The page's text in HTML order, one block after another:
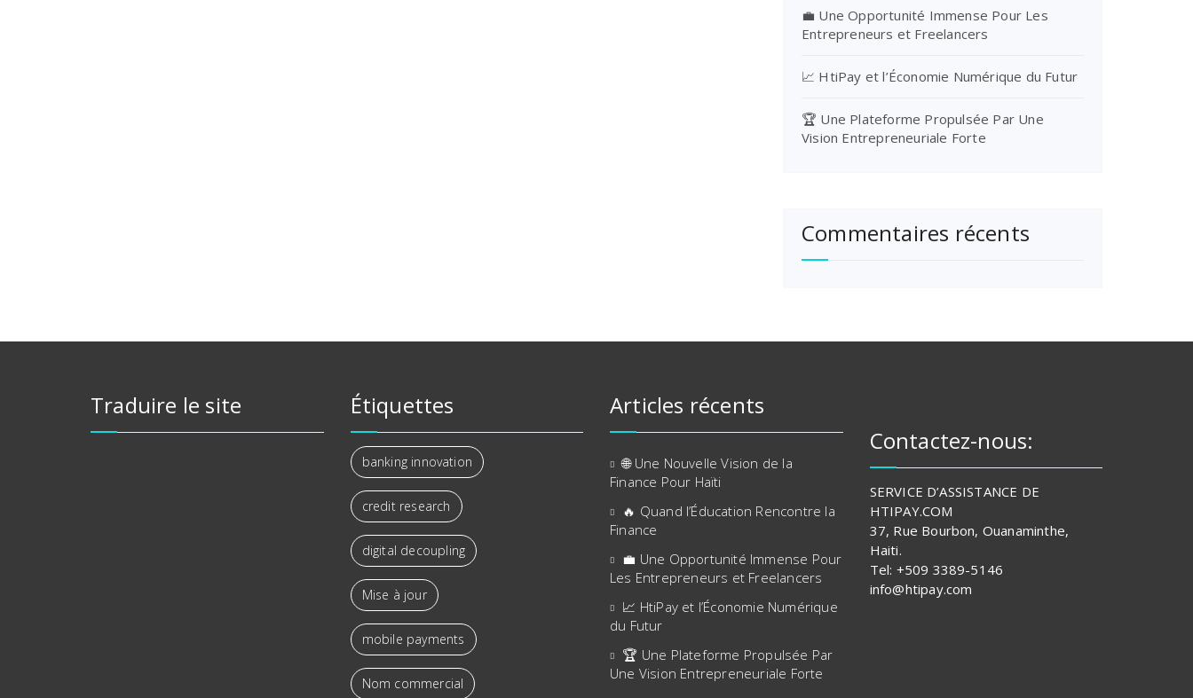
💼 Une Opportunité Immense Pour Les
Entrepreneurs et Freelancers
📈 HtiPay et l’Économie Numérique du Futur
🏆 Une Plateforme Propulsée Par Une
Vision Entrepreneuriale Forte
Commentaires récents
Traduire le site Étiquettes
banking innovation
credit research
digital decoupling
Mise à jour
mobile payments
Nom commercial
Articles récents
🌐 Une Nouvelle Vision de la
Finance Pour Haïti
🔥 Quand l’Éducation Rencontre la
Finance
💼 Une Opportunité Immense Pour
Les Entrepreneurs et Freelancers
📈 HtiPay et l’Économie Numérique
du Futur
🏆 Une Plateforme Propulsée Par
Une Vision Entrepreneuriale Forte
Contactez-nous:
SERVICE D’ASSISTANCE DE
HTIPAY.COM
37, Rue Bourbon, Ouanaminthe,
Haiti.
Tel: +509 3389-5146
info@htipay.com